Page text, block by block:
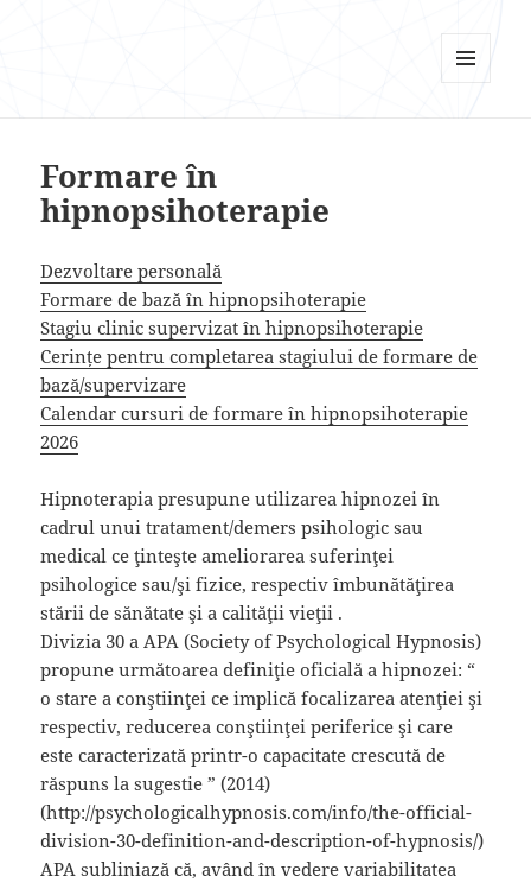
AND
Formare în
hipnopsihoterapie
Dezvoltare personală
Formare de bază în hipnopsihoterapie
Stagiu clinic supervizat în hipnopsihoterapie
Cerințe pentru completarea stagiului de formare de
bază/supervizare
Calendar cursuri de formare în hipnopsihoterapie
2026
Hipnoterapia presupune utilizarea hipnozei în
cadrul unui tratament/demers psihologic sau
medical ce ţinteşte ameliorarea suferinţei
psihologice sau/şi fizice, respectiv îmbunătăţirea
stării de sănătate şi a calităţii vieţii .
Divizia 30 a APA (Society of Psychological Hypnosis)
propune următoarea definiţie oficială a hipnozei: “
o stare a conştiinţei ce implică focalizarea atenţiei şi
respectiv, reducerea conştiinţei periferice şi care
este caracterizată printr-o capacitate crescută de
răspuns la sugestie ” (2014)
(http://psychologicalhypnosis.com/info/the-official-
division-30-definition-and-description-of-hypnosis/)
APA subliniază că, având în vedere variabilitatea